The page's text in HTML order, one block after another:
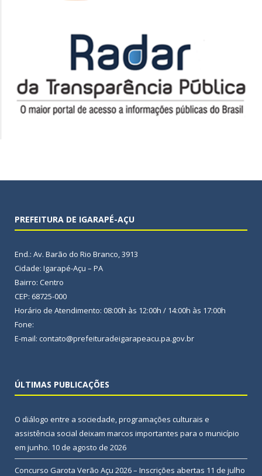
PREFEITURA DE IGARAPÉ-AÇU
End.: Av. Barão do Rio Branco, 3913
Cidade: Igarapé-Açu – PA
Bairro: Centro
CEP: 68725-000
Horário de Atendimento: 08:00h às 12:00h / 14:00h às 17:00h
Fone:
E-mail: contato@prefeituradeigarapeacu.pa.gov.br
ÚLTIMAS PUBLICAÇÕES
O diálogo entre a sociedade, programações culturais e
assistência social deixam marcos importantes para o município
em junho. 10 de agosto de 2026
Concurso Garota Verão Açu 2026 – Inscrições abertas 11 de julho